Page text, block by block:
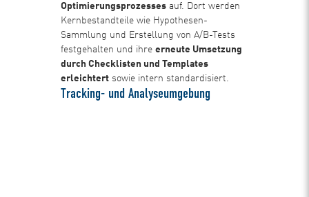
Optimierungsprozessesauf. Dort werden
Kernbestandteile wie Hypothesen-
Sammlung und Erstellung von A/B-Tests
festgehalten und ihre erneute Umsetzung
durch Checklisten und Templates
erleichtertsowie intern standardisiert.
Tracking- und Analyseumgebung